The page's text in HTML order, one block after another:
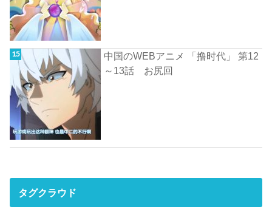
中国のWEBアニメ 「撸时代」 第12
～13話 お尻回
タグクラウド